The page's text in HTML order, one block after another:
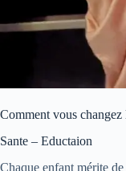
Comment vous changez
Sante – Eductaion
Chaque enfant mérite